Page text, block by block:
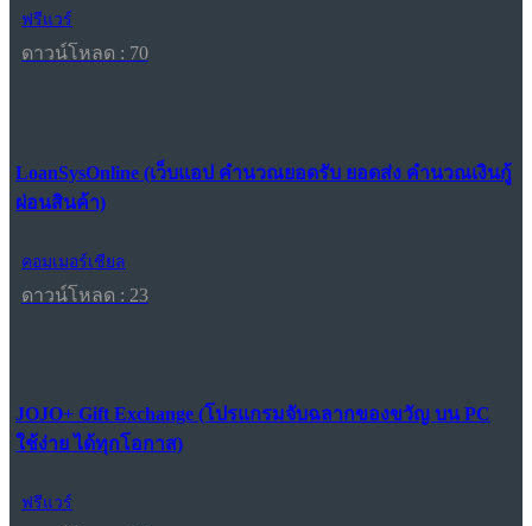
ฟรีแวร์
ดาวน์โหลด : 70
LoanSysOnline (เว็บแอป คำนวณยอดรับ ยอดส่ง คำนวณเงินกู้
ผ่อนสินค้า)
คอมเมอร์เชียล
ดาวน์โหลด : 23
JOJO+ Gift Exchange (โปรแกรมจับฉลากของขวัญ บน PC
ใช้ง่าย ได้ทุกโอกาส)
ฟรีแวร์